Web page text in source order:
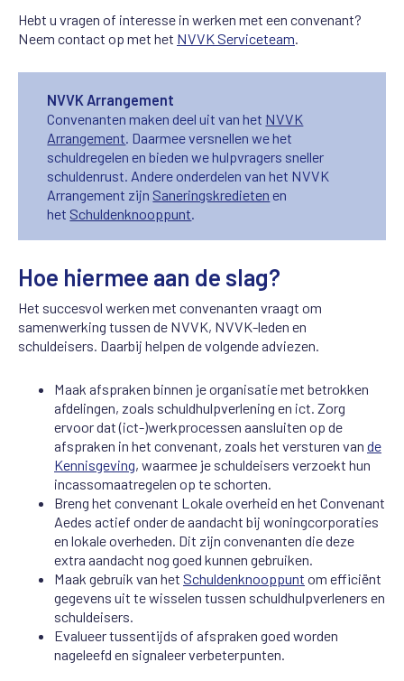
Hebt u vragen of interesse in werken met een convenant?
Neem contact op met het NVVK Serviceteam.
NVVK Arrangement
Convenanten maken deel uit van het NVVK
Arrangement . Daarmee versnellen we het
schuldregelen en bieden we hulpvragers sneller
schuldenrust. Andere onderdelen van het NVVK
Arrangement zijn Saneringskredieten en
het Schuldenknooppunt
Hoe hiermee aan de slag?
Het succesvol werken met convenanten vraagt om
samenwerking tussen de NVVK, NVVK-leden en
schuldeisers. Daarbij helpen de volgende adviezen.
Maak afspraken binnen je organisatie met betrokken
afdelingen, zoals schuldhulpverlening en ict. Zorg
ervoor dat (ict-)werkprocessen aansluiten op de
afspraken in het convenant, zoals het versturen van de
Kennisgeving, waarmee je schuldeisers verzoekt hun
incassomaatregelen op te schorten.
Breng het convenant Lokale overheid en het Convenant
Aedes actief onder de aandacht bij woningcorporaties
en lokale overheden. Dit zijn convenanten die deze
extra aandacht nog goed kunnen gebruiken.
Maak gebruik van het Schuldenknooppunt om efficiënt
gegevens uit te wisselen tussen schuldhulpverleners en
schuldeisers.
Evalueer tussentijds of afspraken goed worden
nageleefd en signaleer verbeterpunten.